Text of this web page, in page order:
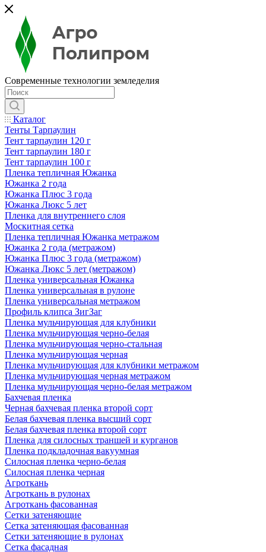
Современные технологии земледелия
Каталог
Тенты Тарпаулин
Тент тарпаулин 120 г
Тент тарпаулин 180 г
Тент тарпаулин 100 г
Пленка тепличная Южанка
Южанка 2 года
Южанка Плюс 3 года
Южанка Люкс 5 лет
Пленка для внутреннего слоя
Москитная сетка
Пленка тепличная Южанка метражом
Южанка 2 года (метражом)
Южанка Плюс 3 года (метражом)
Южанка Люкс 5 лет (метражом)
Пленка универсальная Южанка
Пленка универсальная в рулоне
Пленка универсальная метражом
Профиль клипса ЗигЗаг
Пленка мульчирующая для клубники
Пленка мульчирующая черно-белая
Пленка мульчирующая черно-стальная
Пленка мульчирующая черная
Пленка мульчирующая для клубники метражом
Пленка мульчирующая черная метражом
Пленка мульчирующая черно-белая метражом
Бахчевая пленка
Черная бахчевая пленка второй сорт
Белая бахчевая пленка высший сорт
Белая бахчевая пленка второй сорт
Пленка для силосных траншей и курганов
Пленка подкладочная вакуумная
Силосная пленка черно-белая
Силосная пленка черная
Агроткань
Агроткань в рулонах
Агроткань фасованная
Сетки затеняющие
Сетка затеняющая фасованная
Сетки затеняющие в рулонах
Сетка фасадная